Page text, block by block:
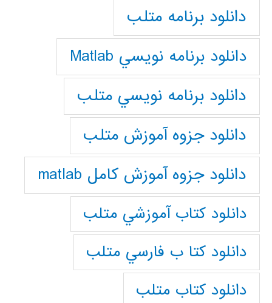
دانلود برنامه متلب
دانلود برنامه نويسي Matlab
دانلود برنامه نويسي متلب
دانلود جزوه آموزش متلب
دانلود جزوه آموزش کامل matlab
دانلود كتاب آموزشي متلب
دانلود كتا ب فارسي متلب
دانلود كتاب متلب